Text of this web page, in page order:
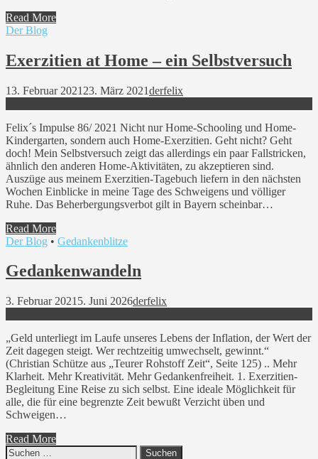
Read More
Der Blog
Exerzitien at Home – ein Selbstversuch
13. Februar 2021 23. März 2021derfelix
Felix´s Impulse 86/ 2021 Nicht nur Home-Schooling und Home-
Kindergarten, sondern auch Home-Exerzitien. Geht nicht? Geht
doch! Mein Selbstversuch zeigt das allerdings ein paar Fallstricken,
ähnlich den anderen Home-Aktivitäten, zu akzeptieren sind.
Auszüge aus meinem Exerzitien-Tagebuch liefern in den nächsten
Wochen Einblicke in meine Tage des Schweigens und völliger
Ruhe. Das Beherbergungsverbot gilt in Bayern scheinbar…
Read More
Der Blog • Gedankenblitze
Gedankenwandeln
3. Februar 2021 5. Juni 2026derfelix
„Geld unterliegt im Laufe unseres Lebens der Inflation, der Wert der
Zeit dagegen steigt. Wer rechtzeitig umwechselt, gewinnt.“
(Christian Schütze aus „Teurer Rohstoff Zeit“, Seite 125) .. Mehr
Klarheit. Mehr Kreativität. Mehr Gedankenfreiheit. 1. Exerzitien-
Begleitung Eine Reise zu sich selbst. Eine ideale Möglichkeit für
alle, die für eine begrenzte Zeit bewußt Verzicht üben und
Schweigen…
Read More
Suchen